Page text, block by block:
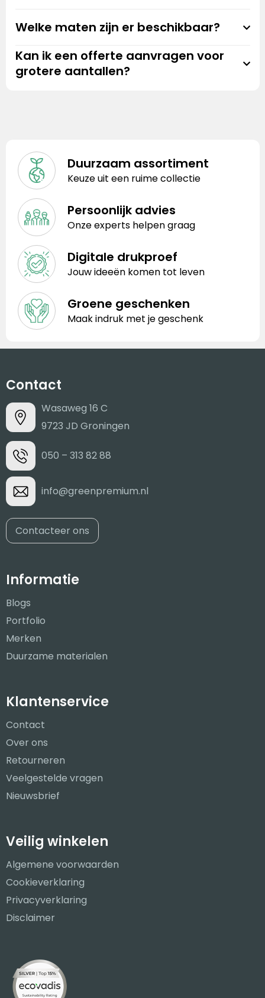
Welke maten zijn er beschikbaar?
Kan ik een offerte aanvragen voor
grotere aantallen?
Duurzaam assortiment
Keuze uit een ruime collectie
Persoonlijk advies
Onze experts helpen graag
Digitale drukproef
Jouw ideeën komen tot leven
Groene geschenken
Maak indruk met je geschenk
Contact
Wasaweg 16 C
9723 JD Groningen
050 – 313 82 88
info@greenpremium.nl
Contacteer ons
Informatie
Blogs
Portfolio
Merken
Duurzame materialen
Klantenservice
Contact
Over ons
Retourneren
Veelgestelde vragen
Nieuwsbrief
Veilig winkelen
Algemene voorwaarden
Cookieverklaring
Privacyverklaring
Disclaimer